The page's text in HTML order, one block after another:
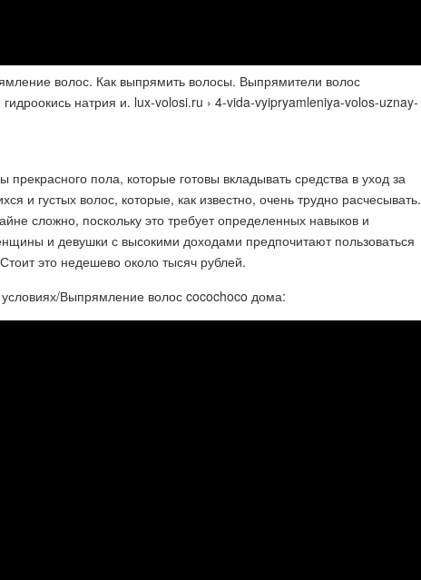
волос. Как выпрямить волосы. Выпрямители волос
натрия и. lux-volosi.ru › 4-vida-vyipryamleniya-volos-uznay-
пола, которые готовы вкладывать средства в уход за
и густых волос, которые, как известно, очень трудно расчесывать.
сложно, поскольку это требует определенных навыков и
и девушки с высокими доходами предпочитают пользоваться
это недешево около тысяч рублей.
Выпрямление волос cocochoco дома: